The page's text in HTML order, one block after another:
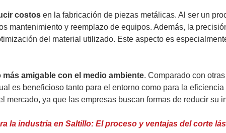
costos en la fabricación de piezas metálicas. Al ser un
mantenimiento y reemplazo de equipos. Además, la
del material utilizado. Este aspecto es
más amigable con el medio ambiente. Comparado con
es beneficioso tanto para el entorno como para la
mercado, ya que las empresas buscan formas de reducir su
la industria en Saltillo: El proceso y ventajas del corte